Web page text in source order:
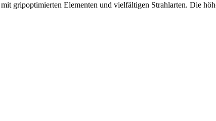
gripoptimierten Elementen und vielfältigen Strahlarten. Die